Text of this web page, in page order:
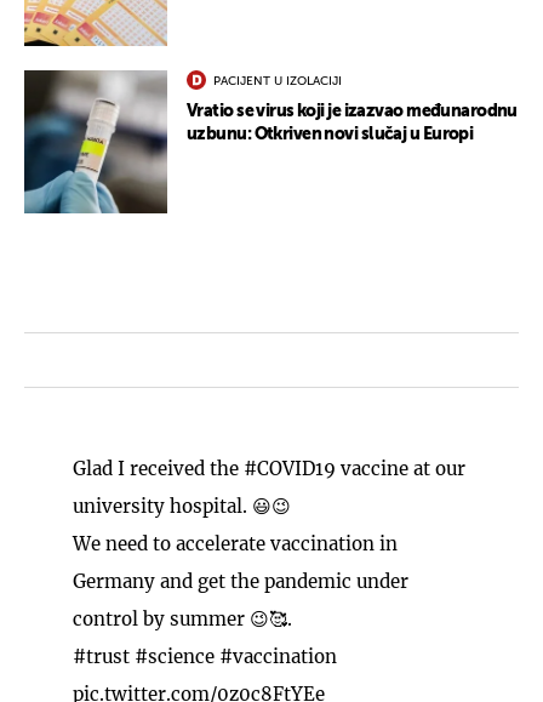
PACIJENT U IZOLACIJI
Vratio se virus koji je izazvao međunarodnu
uzbunu: Otkriven novi slučaj u Europi
Glad I received the #COVID19 vaccine at our
university hospital. 😃😉
We need to accelerate vaccination in
Germany and get the pandemic under
control by summer 😉🥰.
#trust #science #vaccination
pic.twitter.com/0z0c8FtYEe